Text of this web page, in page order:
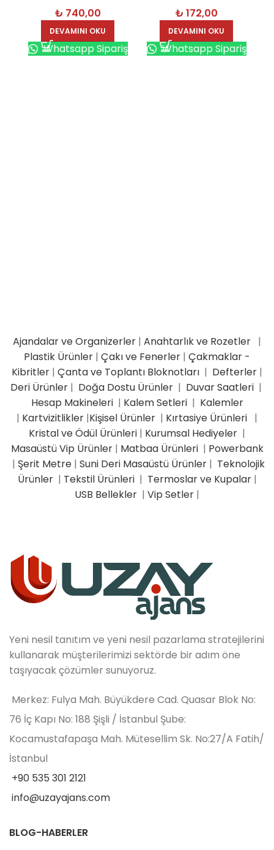
₺ 740,00
DEVAMINI OKU
Whatsapp Sipariş
₺ 172,00
DEVAMINI OKU
Whatsapp Sipariş
Ajandalar ve Organizerler | Anahtarlık ve Rozetler |
Plastik Ürünler | Çakı ve Fenerler | Çakmaklar -
Kibritler | Çanta ve Toplantı Bloknotları | Defterler |
Deri Ürünler| Doğa Dostu Ürünler | Duvar Saatleri |
Hesap Makineleri| Kalem Setleri| Kalemler
| Kartvizitlikler |Kişisel Ürünler | Kırtasiye Ürünleri |
Kristal ve Ödül Ürünleri | Kurumsal Hediyeler |
Masaüstü Vip Ürünler| Matbaa Ürünleri| Powerbank
| Şerit Metre| Suni Deri Masaüstü Ürünler| Teknolojik
Ürünler | Tekstil Ürünleri | Termoslar ve Kupalar|
USB Bellekler | Vip Setler |
Yeni nesil tanıtım ve yeni nesil pazarlama stratejilerini
kullanarak müşterilerimizi sektörde bir adım öne
taşıyacak çözümler sunuyoruz.
Merkez: Fulya Mah. Büyükdere Cad. Quasar Blok No:
76 İç Kapı No: 188 Şişli / İstanbul Şube:
Kocamustafapaşa Mah. Mütesellim Sk. No:27/A Fatih/
İstanbul
+90 535 301 2121
info@uzayajans.com
BLOG-HABERLER